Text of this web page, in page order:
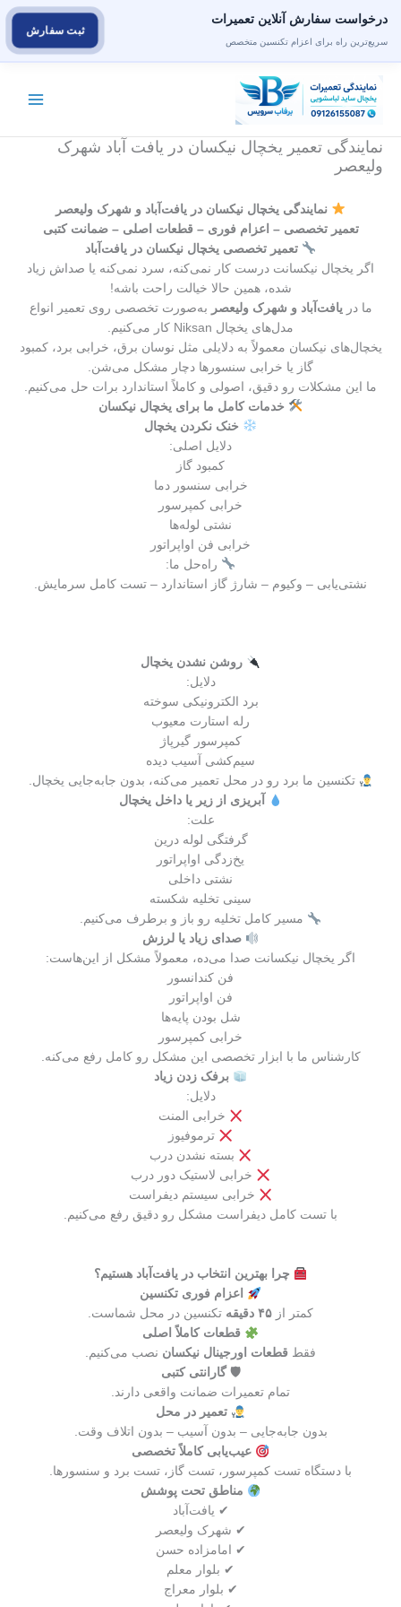
محتوا
نمایندگی تعمیر یخچال نیکسان در یافت آباد شهرک
ولیعصر
نمایندگی یخچال نیکسان در یافت‌آباد و شهرک ولیعصر
تعمیر تخصصی – اعزام فوری – قطعات اصلی – ضمانت کتبی
تعمیر تخصصی یخچال نیکسان در یافت‌آباد
اگر یخچال نیکسانت درست کار نمی‌کنه، سرد نمی‌کنه یا صداش زیاد
شده، همین حالا خیالت راحت باشه!
ما دریافت‌آباد و شهرک ولیعصر به‌صورت تخصصی روی تعمیر انواع
مدل‌های یخچال Niksan کار می‌کنیم.
یخچال‌های نیکسان معمولاً به دلایلی مثل نوسان برق، خرابی برد، کمبود
گاز یا خرابی سنسورها دچار مشکل می‌شن.
ما این مشکلات رو دقیق، اصولی و کاملاً استاندارد برات حل می‌کنیم.
خدمات کامل ما برای یخچال نیکسان
خنک نکردن یخچال
دلایل اصلی:
کمبود گاز
خرابی سنسور دما
خرابی کمپرسور
نشتی لوله‌ها
خرابی فن اواپراتور
راه‌حل ما:
نشتی‌یابی – وکیوم – شارژ گاز استاندارد – تست کامل سرمایش.
روشن نشدن یخچال
دلایل:
برد الکترونیکی سوخته
رله استارت معیوب
کمپرسور گیرپاژ
سیم‌کشی آسیب دیده
تکنسین ما برد رو در محل تعمیر می‌کنه، بدون جابه‌جایی یخچال.
آبریزی از زیر یا داخل یخچال
علت:
گرفتگی لوله درین
یخ‌زدگی اواپراتور
نشتی داخلی
سینی تخلیه شکسته
مسیر کامل تخلیه رو باز و برطرف می‌کنیم.
صدای زیاد یا لرزش
اگر یخچال نیکسانت صدا می‌ده، معمولاً مشکل از این‌هاست:
فن کندانسور
فن اواپراتور
شل بودن پایه‌ها
خرابی کمپرسور
کارشناس ما با ابزار تخصصی این مشکل رو کامل رفع می‌کنه.
برفک زدن زیاد
دلایل:
خرابی المنت
ترموفیوز
بسته نشدن درب
خرابی لاستیک دور درب
خرابی سیستم دیفراست
با تست کامل دیفراست مشکل رو دقیق رفع می‌کنیم.
چرا بهترین انتخاب در یافت‌آباد هستیم؟
اعزام فوری تکنسین
کمتر از ۴۵ دقیقه
تکنسین در محل شماست.
قطعات کاملاً اصلی
فقط قطعات اورجینال نیکسان نصب می‌کنیم.
🛡 گارانتی کتبی
تمام تعمیرات ضمانت واقعی دارند.
تعمیر در محل
بدون جابه‌جایی – بدون آسیب – بدون اتلاف وقت.
عیب‌یابی کاملاً تخصصی
با دستگاه تست کمپرسور، تست گاز، تست برد و سنسورها.
مناطق تحت پوشش
✔ یافت‌آباد
✔ شهرک ولیعصر
✔ امامزاده حسن
✔ بلوار معلم
✔ بلوار معراج
درخواست سفارش آنلاین تعمیرات
سریع‌ترین راه برای اعزام تکنسین متخصص
ثبت سفارش